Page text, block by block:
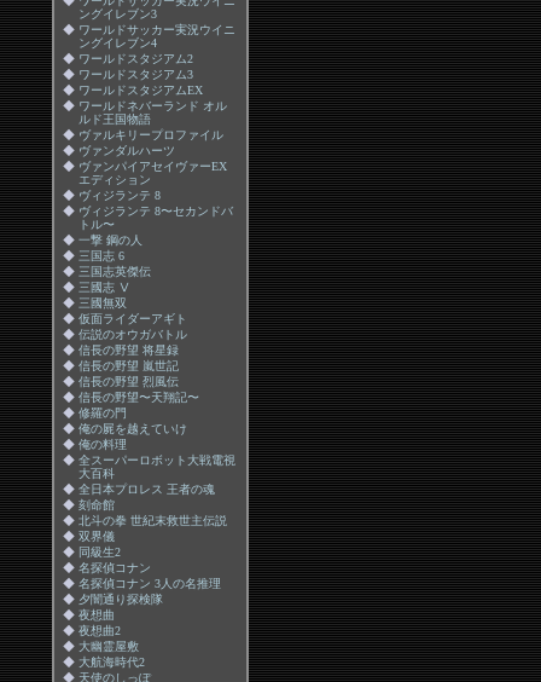
ングイレブン3
◆ ワールドサッカー実況ウイニ
ングイレブン4
◆ ワールドスタジアム2
◆ ワールドスタジアム3
◆ ワールドスタジアムEX
◆ ワールドネバーランド オル
ルド王国物語
◆ ヴァルキリープロファイル
◆ ヴァンダルハーツ
◆ ヴァンパイアセイヴァーEX
エディション
◆ ヴィジランテ 8
◆ ヴィジランテ 8〜セカンドバ
トル〜
◆ 一撃 鋼の人
◆ 三国志 6
◆ 三国志英傑伝
◆ 三國志 Ⅴ
◆ 三國無双
◆ 仮面ライダーアギト
◆ 伝説のオウガバトル
◆ 信長の野望 将星録
◆ 信長の野望 嵐世記
◆ 信長の野望 烈風伝
◆ 信長の野望〜天翔記〜
◆ 修羅の門
◆ 俺の屍を越えていけ
◆ 俺の料理
◆ 全スーパーロボット大戦電視
大百科
◆ 全日本プロレス 王者の魂
◆ 刻命館
◆ 北斗の拳 世紀末救世主伝説
◆ 双界儀
◆ 同級生2
◆ 名探偵コナン
◆ 名探偵コナン 3人の名推理
◆ 夕闇通り探検隊
◆ 夜想曲
◆ 夜想曲2
◆ 大幽霊屋敷
◆ 大航海時代2
◆ 天使のしっぽ